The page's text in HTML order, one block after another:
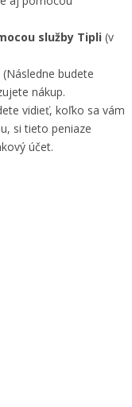
služby Tipli (v
(Následne budete
nákup.
vidieť, koľko sa vám
si tieto peniaze
účet.